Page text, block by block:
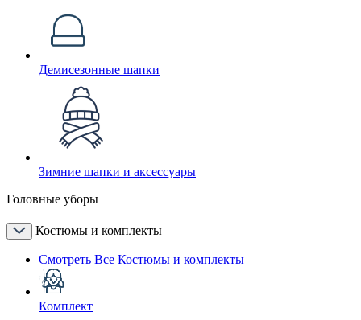
Демисезонные шапки
Зимние шапки и аксессуары
Головные уборы
Костюмы и комплекты
Смотреть Все Костюмы и комплекты
Комплект